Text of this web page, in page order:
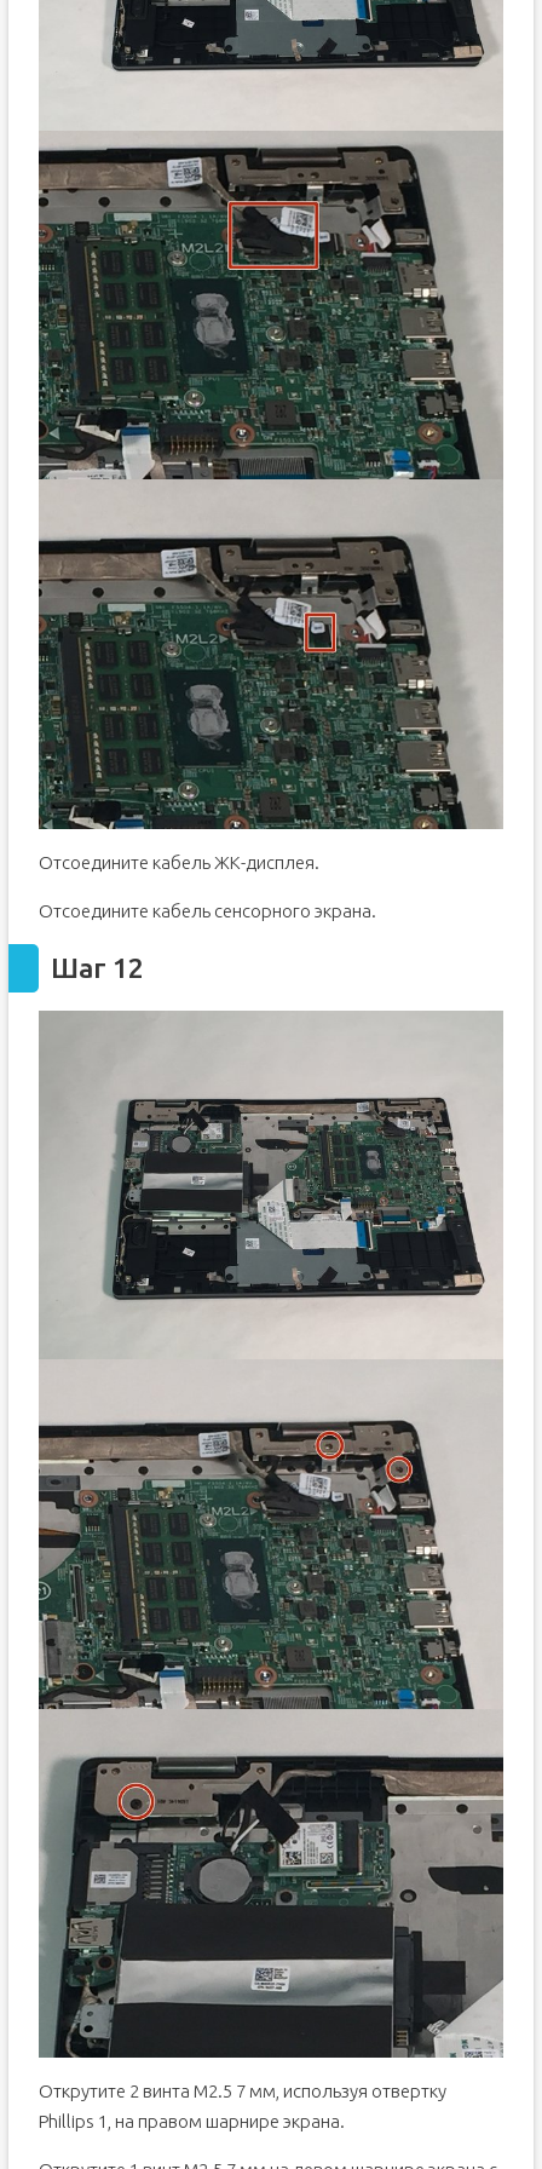
Отсоедините кабель ЖК-дисплея.
Отсоедините кабель сенсорного экрана.
Шаг 12
Открутите 2 винта M2.5 7 мм, используя отвертку
Phillips 1, на правом шарнире экрана.